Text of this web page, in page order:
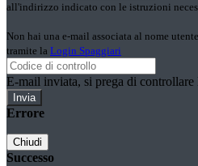
all'indirizzo indicato con le istruzioni
Non hai una e-mail associata al nome
tramite la Login Spaggiari
E-mail inviata, si prega di controllare
Errore
Chiudi
Successo